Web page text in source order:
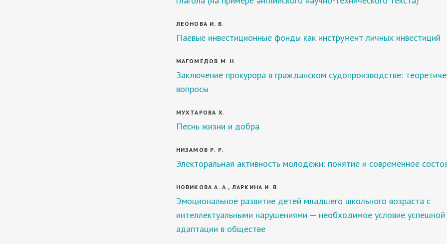
ЛЕОНОВА И. В.
Паевые инвестиционные фонды как инструмент личных инвестиций
МАГОМЕДОВ М. Н.
Заключение прокурора в гражданском судопроизводстве:
вопросы
МУХТАРOВА Х.
Песнь жизни и добра
НИЗАМОВ Р. Р.
Электоральная активность молодежи: понятие и современное
НОВИКОВА А. А., ЛАРКИНА И. В.
Эмоциональное развитие детей младшего школьного возраста с
интеллектуальными нарушениями — необходимое условие успешной
адаптации в обществе